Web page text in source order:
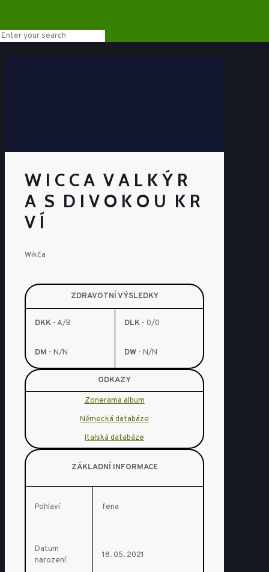
W I C C A V A L K Ý R
A S D I V O K O U K R
V Í
Wikča
ZDRAVOTNÍ VÝSLEDKY
DKK - A/B DLK - 0/0
DM - N/N DW - N/N
ODKAZY
Zonerama album
Německá databáze
Italská databáze
ZÁKLADNÍ INFORMACE
Pohlaví fena
Datum
narození
18. 05. 2021